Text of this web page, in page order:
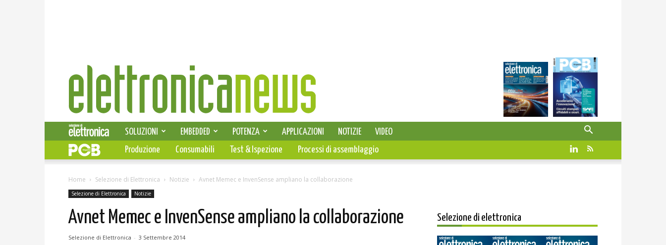
Elettronica
News
SELEZIONE DI ELETTRONICA
SOLUZIONI EMBEDDED POTENZA APPLICAZIONI NOTIZIE
VIDEO
PCB
Produzione Consumabili Test & Ispezione Processi di assemblaggio
Home Selezione di Elettronica Notizie Avnet Memec e InvenSense ampliano la collaborazione
Selezione di Elettronica Notizie
Avnet Memec e InvenSense ampliano la collaborazione
Selezione di Elettronica - 3 Settembre 2014
Selezione di elettronica